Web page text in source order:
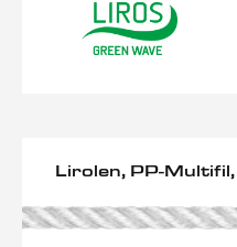
Lirolen, PP-